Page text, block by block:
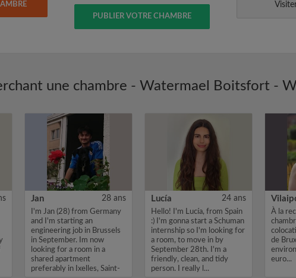
PUBLIER VOTRE CHAMBRE
une chambre - Watermael Boitsfort -
Jan 28 ans
I'm Jan (28) from Germany
and I'm starting an
engineering job in Brussels
in September. Im now
looking for a room in a
shared apartment
preferably in Ixelles, Saint-
Lucía 24 ans
Hello! I'm Lucía, from Spain
:) I'm gonna start a Schuman
internship so I'm looking for
a room, to move in by
September 28th. I'm a
friendly, clean, and tidy
person. I really l...
À la
de
euro...